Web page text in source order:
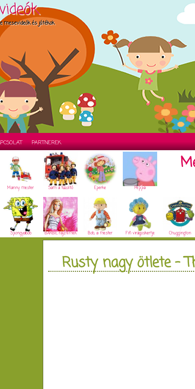
mesevideók és játékok
PARTNEREK
Manny mester Sam a tűzoltó Eperke Peppa
Spongyabob BARBIE rajzfilmek Bob, a mester Fifi virágoskertje Chuggington
Rusty nagy ötlete -